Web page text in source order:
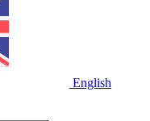
English